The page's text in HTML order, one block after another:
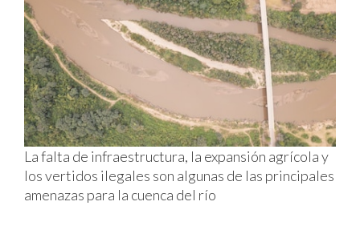
La falta de infraestructura, la expansión agrícola y
los vertidos ilegales son algunas de las principales
amenazas para la cuenca del río